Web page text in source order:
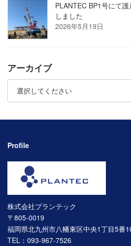
PLANTEC BP1号にて
しました
2026年5月19日
アーカイブ
Profile
株式会社プランテック
〒805-0019
福岡県北九州市八幡東区中央1丁目5番
TEL：093-967-7526